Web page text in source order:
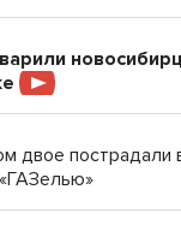
двое пострадали